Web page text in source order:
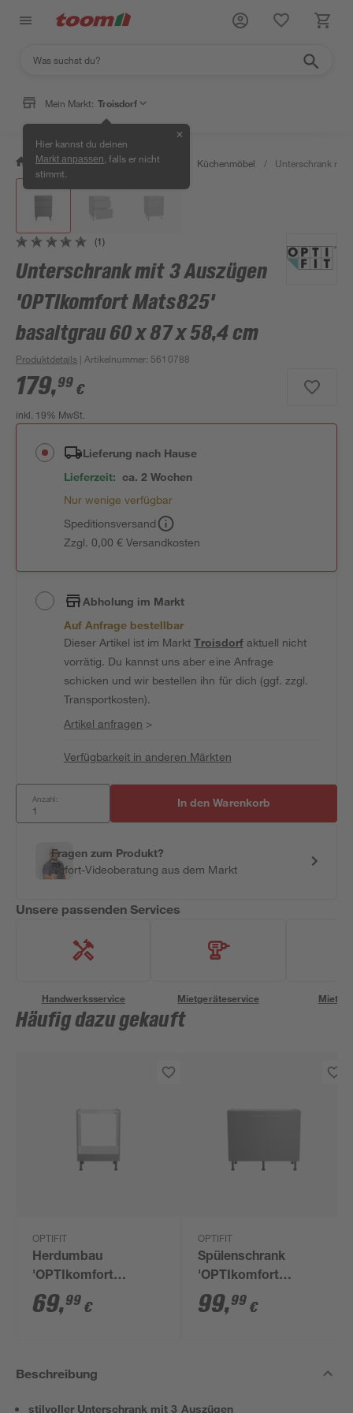
Mein Markt: Troisdorf
Hier kannst du deinen
Markt anpassen , falls er nicht
stimmt.
✕
/ Wohnen & Haushalt / Küche Küchenmöbel / Unterschrank mit
(1)
Unterschrank mit 3 Auszügen
'OPTIkomfort Mats825'
basaltgrau 60 x 87 x 58,4 cm
Produktdetails | Artikelnummer: 5610788
179,99 €
inkl. 19% MwSt.
Lieferung nach Hause
Lieferzeit: ca. 2 Wochen
Nur wenige verfügbar
Speditionsversand
Zzgl. 0,00 € Versandkosten
Abholung im Markt
Auf Anfrage bestellbar
Dieser Artikel ist im MarktTroisdorfaktuell nicht
vorrätig. Du kannst uns aber eine Anfrage
schicken und wir bestellen ihn für dich (ggf. zzgl.
Transportkosten).
Artikel anfragen >
Verfügbarkeit in anderen Märkten
Anzahl: In den Warenkorb
Fragen zum Produkt?
Sofort-Videoberatung aus dem Markt
Unsere passenden Services
Handwerksservice Mietgeräteservice
Häufig dazu gekauft
OPTIFIT
Herdumbau
'OPTIkomfort
Mats825' basaltgrau
60 x 87 x 58,4 cm
69,99 €
OPTIFIT
Spülenschrank
'OPTIkomfort
Mats825' basaltgrau
100 x 87 x 58,4 cm
99,99 €
Beschreibung
stilvoller Unterschrank mit 3 Auszügen